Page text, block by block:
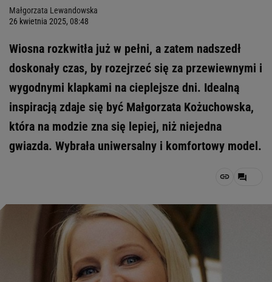
Małgorzata Lewandowska
26 kwietnia 2025, 08:48
Wiosna rozkwitła już w pełni, a zatem nadszedł
doskonały czas, by rozejrzeć się za przewiewnymi i
wygodnymi klapkami na cieplejsze dni. Idealną
inspiracją zdaje się być Małgorzata Kożuchowska,
która na modzie zna się lepiej, niż niejedna
gwiazda. Wybrała uniwersalny i komfortowy model.